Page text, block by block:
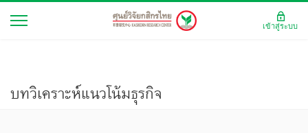
บทวิเคราะห์แนวโน้มธุรกิจ
เข้าสู่ระบบ